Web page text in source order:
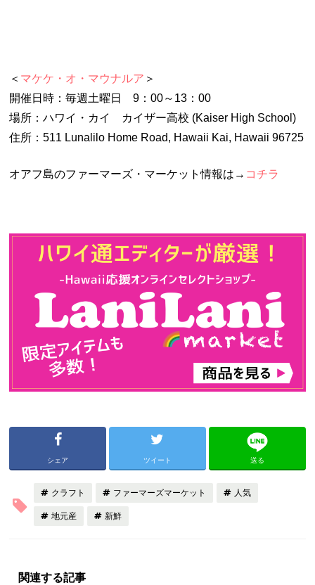
＜ マケケ・オ・マウナルア ＞
開催日時：毎週土曜日 9：00～13：00
場所：ハワイ・カイ カイザー高校 (Kaiser High School)
住所：511 Lunalilo Home Road, Hawaii Kai, Hawaii 96725
オアフ島のファーマーズ・マーケット情報は→ コチラ
シェア ツイート 送る
クラフト ファーマーズマーケット 人気
地元産 新鮮
関連する記事